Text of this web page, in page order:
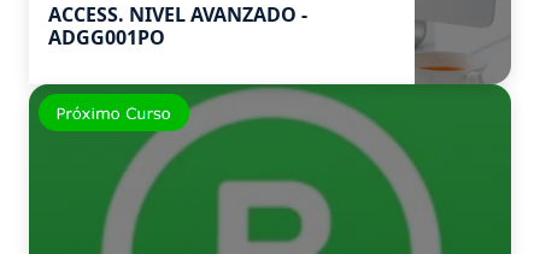
ACCESS. NIVEL AVANZADO -
ADGG001PO